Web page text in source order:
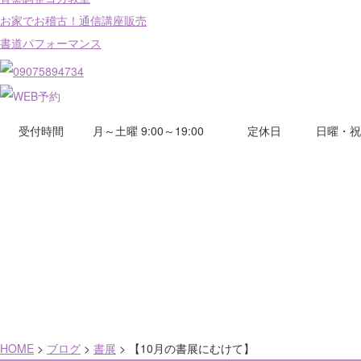
お家でお稽古！通信講座販売
書道パフォーマンス
受付時間 月～土曜 9:00～19:00 定休日 日曜・
HOME > ブログ > 書展 > 【10月の書展にむけて】